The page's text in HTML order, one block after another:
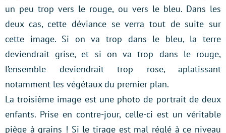
un peu trop vers le rouge, ou vers le bleu. Dans les
deux cas, cette déviance se verra tout de suite sur
cette image. Si on va trop dans le bleu, la terre
deviendrait grise, et si on va trop dans le rouge,
l’ensemble deviendrait trop rose, aplatissant
notamment les végétaux du premier plan.
La troisième image est une photo de portrait de deux
enfants. Prise en contre-jour, celle-ci est un véritable
piège à grains ! Si le tirage est mal réglé à ce niveau